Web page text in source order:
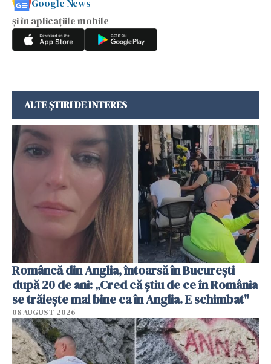
Google News
și în aplicațiile mobile
ALTE ȘTIRI DE INTERES
Româncă din Anglia, întoarsă în București
după 20 de ani: „Cred că știu de ce în România
se trăiește mai bine ca în Anglia. E schimbat"
08 AUGUST 2026